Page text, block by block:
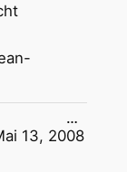
13, 2008
…
Metabox
ein-/